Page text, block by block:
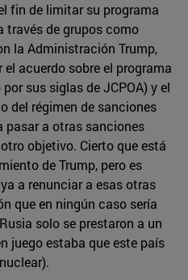
fin de limitar su programa
través de grupos como
la Administración Trump,
acuerdo sobre el programa
sus siglas de JCPOA) y el
del régimen de sanciones
pasar a otras sanciones
objetivo. Cierto que está
de Trump, pero es
a renunciar a esas otras
que en ningún caso sería
solo se prestaron a un
juego estaba que este país